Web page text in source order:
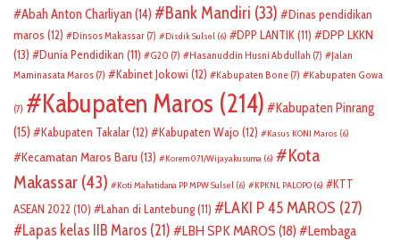
Abah Anton Charliyan (14) Bank Mandiri (33)
Dinas pendidikan
maros (12) Dinsos Makassar (7) Disdik Sulsel (6) DPP LANTIK(11)
DPP LKKN
(13)
Dunia Pendidikan (11) G20 (7) Hasanuddin Husni Abdullah (7)
Jalan
Maminasata Maros (7) Kabinet Jokowi (12) Kabupaten Bone (7) Kabupaten Gowa
(7) Kabupaten Maros (214)
Kabupaten Pinrang
(15)
Kabupaten Takalar(12) Kabupaten Wajo (12) Kasus KONI Maros (6)
Kecamatan Maros Baru (13) Korem 071/Wijayakusuma (6)
Kota
Makassar (43) Koti Mahatidana PP MPW Sulsel (6) KPKNL PALOPO (6)
KTT
ASEAN 2022 (10) Lahan di Lantebung(11) LAKI P 45 MAROS (27)
Lapas kelas IIB Maros (21) LBH SPK MAROS (18)
Lembaga